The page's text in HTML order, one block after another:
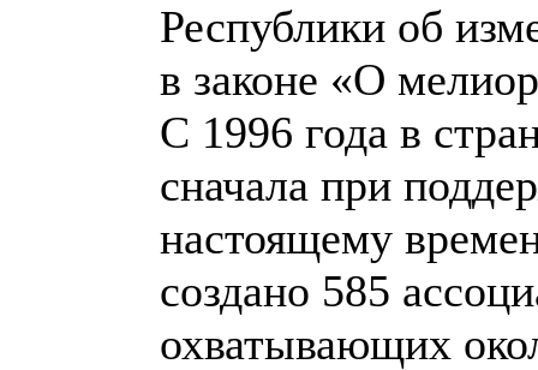
Республики об
в законе «О
С 1996 года в
сначала при
настоящему
создано 585
охватывающих